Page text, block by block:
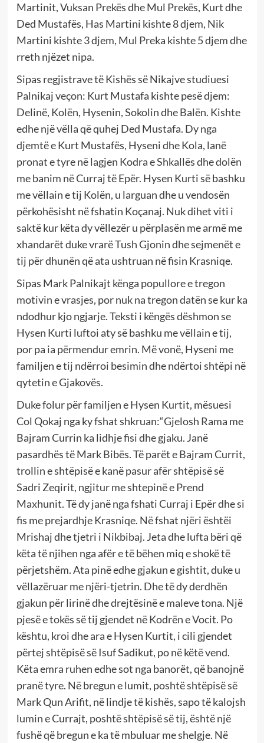
Martinit, Vuksan Prekës dhe Mul Prekës, Kurt dhe
Ded Mustafës, Has Martini kishte 8 djem, Nik
Martini kishte 3 djem, Mul Preka kishte 5 djem dhe
rreth njëzet nipa.
Sipas regjistrave të Kishës së Nikajve studiuesi
Palnikaj veçon: Kurt Mustafa kishte pesë djem:
Delinë, Kolën, Hysenin, Sokolin dhe Balën. Kishte
edhe një vëlla që quhej Ded Mustafa. Dy nga
djemtë e Kurt Mustafës, Hyseni dhe Kola, lanë
pronat e tyre në lagjen Kodra e Shkallës dhe dolën
me banim në Curraj të Epër. Hysen Kurti së bashku
me vëllain e tij Kolën, u larguan dhe u vendosën
përkohësisht në fshatin Koçanaj. Nuk dihet viti i
saktë kur këta dy vëllezër u përplasën me armë me
xhandarët duke vrarë Tush Gjonin dhe sejmenët e
tij për dhunën që ata ushtruan në fisin Krasniqe.
Sipas Mark Palnikajt kënga popullore e tregon
motivin e vrasjes, por nuk na tregon datën se kur ka
ndodhur kjo ngjarje. Teksti i këngës dëshmon se
Hysen Kurti luftoi aty së bashku me vëllain e tij,
por pa ia përmendur emrin. Më vonë, Hyseni me
familjen e tij ndërroi besimin dhe ndërtoi shtëpi në
qytetin e Gjakovës.
Duke folur për familjen e Hysen Kurtit, mësuesi
Col Qokaj nga ky fshat shkruan:“Gjelosh Rama me
Bajram Currin ka lidhje fisi dhe gjaku. Janë
pasardhës të Mark Bibës. Të parët e Bajram Currit,
trollin e shtëpisë e kanë pasur afër shtëpisë së
Sadri Zeqirit, ngjitur me shtepinë e Prend
Maxhunit. Të dy janë nga fshati Curraj i Epër dhe si
fis me prejardhje Krasniqe. Në fshat njëri ështëi
Mrishaj dhe tjetri i Nikbibaj. Jeta dhe lufta bëri që
këta të njihen nga afër e të bëhen miq e shokë të
përjetshëm. Ata pinë edhe gjakun e gishtit, duke u
vëllazëruar me njëri-tjetrin. Dhe të dy derdhën
gjakun për lirinë dhe drejtësinë e maleve tona. Një
pjesë e tokës së tij gjendet në Kodrën e Vocit. Po
kështu, kroi dhe ara e Hysen Kurtit, i cili gjendet
përtej shtëpisë së Isuf Sadikut, po në këtë vend.
Këta emra ruhen edhe sot nga banorët, që banojnë
pranë tyre. Në bregun e lumit, poshtë shtëpisë së
Mark Qun Arifit, në lindje të kishës, sapo të kalojsh
lumin e Currajt, poshtë shtëpisë së tij, është një
fushë që bregun e ka të mbuluar me shelgje. Në